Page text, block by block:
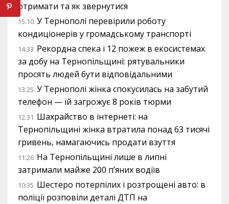
отримати та як звернутися
15:10 У Тернополі перевірили роботу
кондиціонерів у громадському транспорті
14:33 Рекордна спека і 12 пожеж в екосистемах
за добу на Тернопільщині: рятувальники
просять людей бути відповідальними
13:25 У Тернополі жінка спокусилась на забутий
телефон — їй загрожує 8 років тюрми
12:31 Шахрайство в інтернеті: на
Тернопільщині жінка втратила понад 63 тисячі
гривень, намагаючись продати взуття
11:26 На Тернопільщині лише в липні
затримали майже 200 п’яних водіїв
10:35 Шестеро потерпілих і розтрощені авто: в
поліції розповіли деталі ДТП на